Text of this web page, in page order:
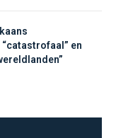
en